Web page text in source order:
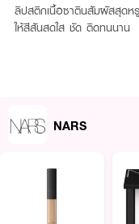
ลิปสติกเนื้อซาตินสัมผัสสุดห
ให้สีสันสดใส ชัด ติดทนนาน
NARS